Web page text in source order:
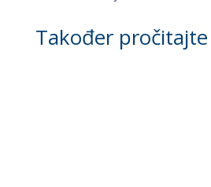
Također pročitajte